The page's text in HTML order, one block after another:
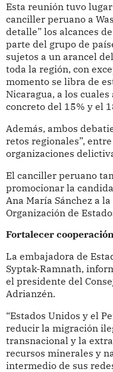
Esta reunión tuvo
canciller peruano a
detalle” los alcances
parte del grupo de
sujetos a un arancel
toda la región, con
momento se libra de
Nicaragua, a los
concreto del 15% y el
Además, ambos
retos regionales”,
organizaciones
El canciller peruano
promocionar la
Ana María Sánchez a
Organización de
Fortalecer
La embajadora de
Syptak-Ramnath,
el presidente del
Adrianzén.
“Estados Unidos y el
reducir la migración
transnacional y la
recursos minerales y
intermedio de sus